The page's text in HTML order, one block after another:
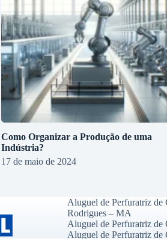
Como Organizar a Produção de uma
Indústria?
17 de maio de 2024
Aluguel de Perfuratriz de
Rodrigues – MA
Aluguel de Perfuratriz
Aluguel de Perfuratriz de
Aluguel de Perfuratriz